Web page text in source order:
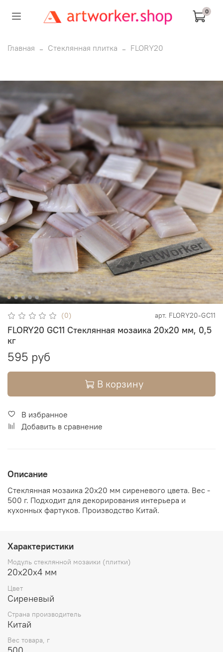
0
Главная Стеклянная плитка FLORY20
(0) арт. FLORY20-GC11
FLORY20 GC11 Стеклянная мозаика 20х20 мм, 0,5
кг
595 руб
В корзину
В избранное
Добавить в сравнение
Описание
Стеклянная мозаика 20х20 мм сиреневого цвета. Вес -
500 г. Подходит для декорирования интерьера и
кухонных фартуков. Производство Китай.
Характеристики
Модуль стеклянной мозаики (плитки)
20х20х4 мм
Цвет
Сиреневый
Cтрана производитель
Китай
Вес товара, г